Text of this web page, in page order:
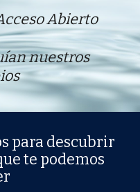
Abierto
nuestros
para descubrir
te podemos